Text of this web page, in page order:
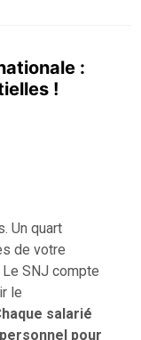
:
!
Un quart
de votre
SNJ compte
le
salarié
pour